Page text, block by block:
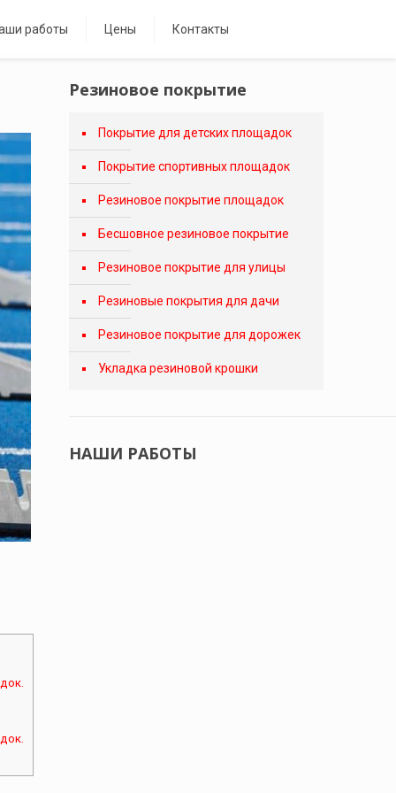
работы Цены Контакты
Резиновое покрытие
Покрытие для детских площадок
Покрытие спортивных площадок
Резиновое покрытие площадок
Бесшовное резиновое покрытие
Резиновое покрытие для улицы
Резиновые покрытия для дачи
Резиновое покрытие для дорожек
Укладка резиновой крошки
НАШИ РАБОТЫ